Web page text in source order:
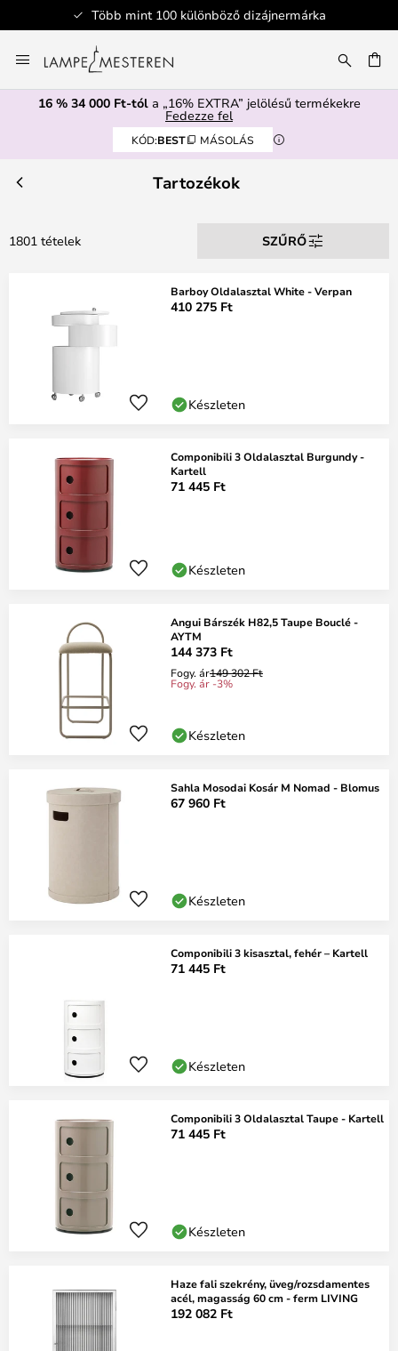
Biztonságos fizetés
a
tartalomhoz
16 % 34 000 Ft-tóla „16% EXTRA” jelölésű termékekre
Fedezze fel
KÓD:BEST MÁSOLÁS
Tartozékok
1801 tételek SZŰRŐ
Barboy Oldalasztal White - Verpan
410 275 Ft
Készleten
Componibili 3 Oldalasztal Burgundy -
Kartell
71 445 Ft
Készleten
Angui Bárszék H82,5 Taupe Bouclé -
AYTM
144 373 Ft
Fogy. ár149 302 Ft
Fogy. ár -3%
Készleten
Sahla Mosodai Kosár M Nomad - Blomus
67 960 Ft
Készleten
Componibili 3 kisasztal, fehér – Kartell
71 445 Ft
Készleten
Componibili 3 Oldalasztal Taupe - Kartell
71 445 Ft
Készleten
Haze fali szekrény, üveg/rozsdamentes
acél, magasság 60 cm - ferm LIVING
192 082 Ft